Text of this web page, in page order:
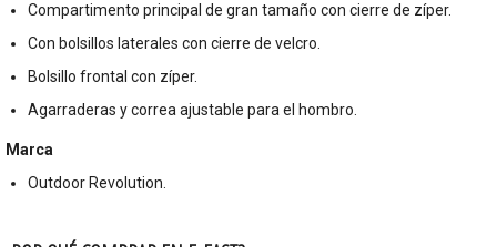
Compartimento principal de gran tamaño con cierre de zíper.
Con bolsillos laterales con cierre de velcro.
Bolsillo frontal con zíper.
Agarraderas y correa ajustable para el hombro.
Marca
Outdoor Revolution.